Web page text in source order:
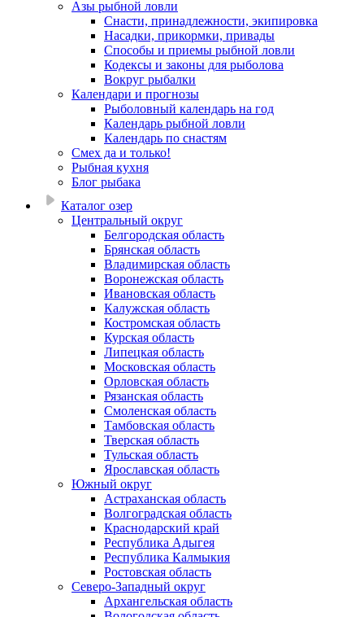
Азы рыбной ловли
Снасти, принадлежности, экипировка
Насадки, прикормки, привады
Способы и приемы рыбной ловли
Кодексы и законы для рыболова
Вокруг рыбалки
Календари и прогнозы
Рыболовный календарь на год
Календарь рыбной ловли
Календарь по снастям
Смех да и только!
Рыбная кухня
Блог рыбака
Каталог озер
Центральный округ
Белгородская область
Брянская область
Владимирская область
Воронежская область
Ивановская область
Калужская область
Костромская область
Курская область
Липецкая область
Московская область
Орловская область
Рязанская область
Смоленская область
Тамбовская область
Тверская область
Тульская область
Ярославская область
Южный округ
Астраханская область
Волгоградская область
Краснодарский край
Республика Адыгея
Республика Калмыкия
Ростовская область
Северо-Западный округ
Архангельская область